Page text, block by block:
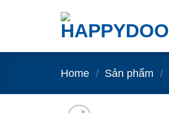
Home / Sản phẩm /